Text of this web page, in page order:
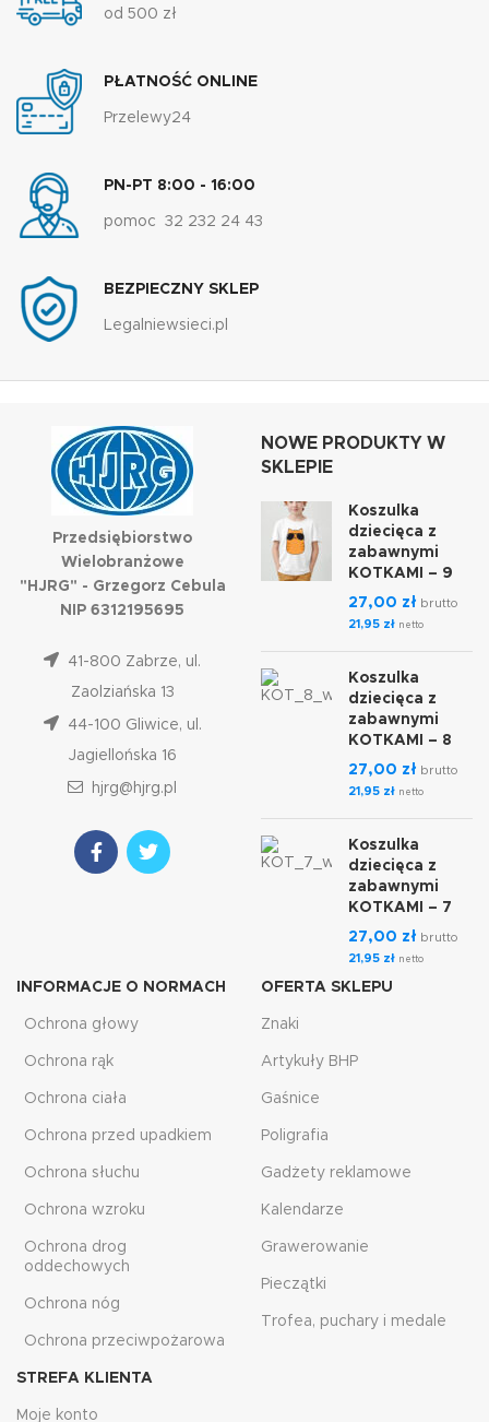
od 500 zł
PŁATNOŚĆ ONLINE
Przelewy24
PN-PT 8:00 - 16:00
pomoc 32 232 24 43
BEZPIECZNY SKLEP
Legalniewsieci.pl
Przedsiębiorstwo
Wielobranżowe
"HJRG" - Grzegorz Cebula
NIP 6312195695
41-800 Zabrze, ul.
Zaolziańska 13
44-100 Gliwice, ul.
Jagiellońska 16
hjrg@hjrg.pl
NOWE PRODUKTY W
SKLEPIE
Koszulka
dziecięca z
zabawnymi
KOTKAMI – 9
27,00 zł brutto
21,95 zł netto
Koszulka
dziecięca z
zabawnymi
KOTKAMI – 8
27,00 zł brutto
21,95 zł netto
Koszulka
dziecięca z
zabawnymi
KOTKAMI – 7
27,00 zł brutto
21,95 zł netto
INFORMACJE O NORMACH
Ochrona głowy
Ochrona rąk
Ochrona ciała
Ochrona przed upadkiem
Ochrona słuchu
Ochrona wzroku
Ochrona drog
oddechowych
Ochrona nóg
Ochrona przeciwpożarowa
OFERTA SKLEPU
Znaki
Artykuły BHP
Gaśnice
Poligrafia
Gadżety reklamowe
Kalendarze
Grawerowanie
Pieczątki
Trofea, puchary i medale
STREFA KLIENTA
Moje konto